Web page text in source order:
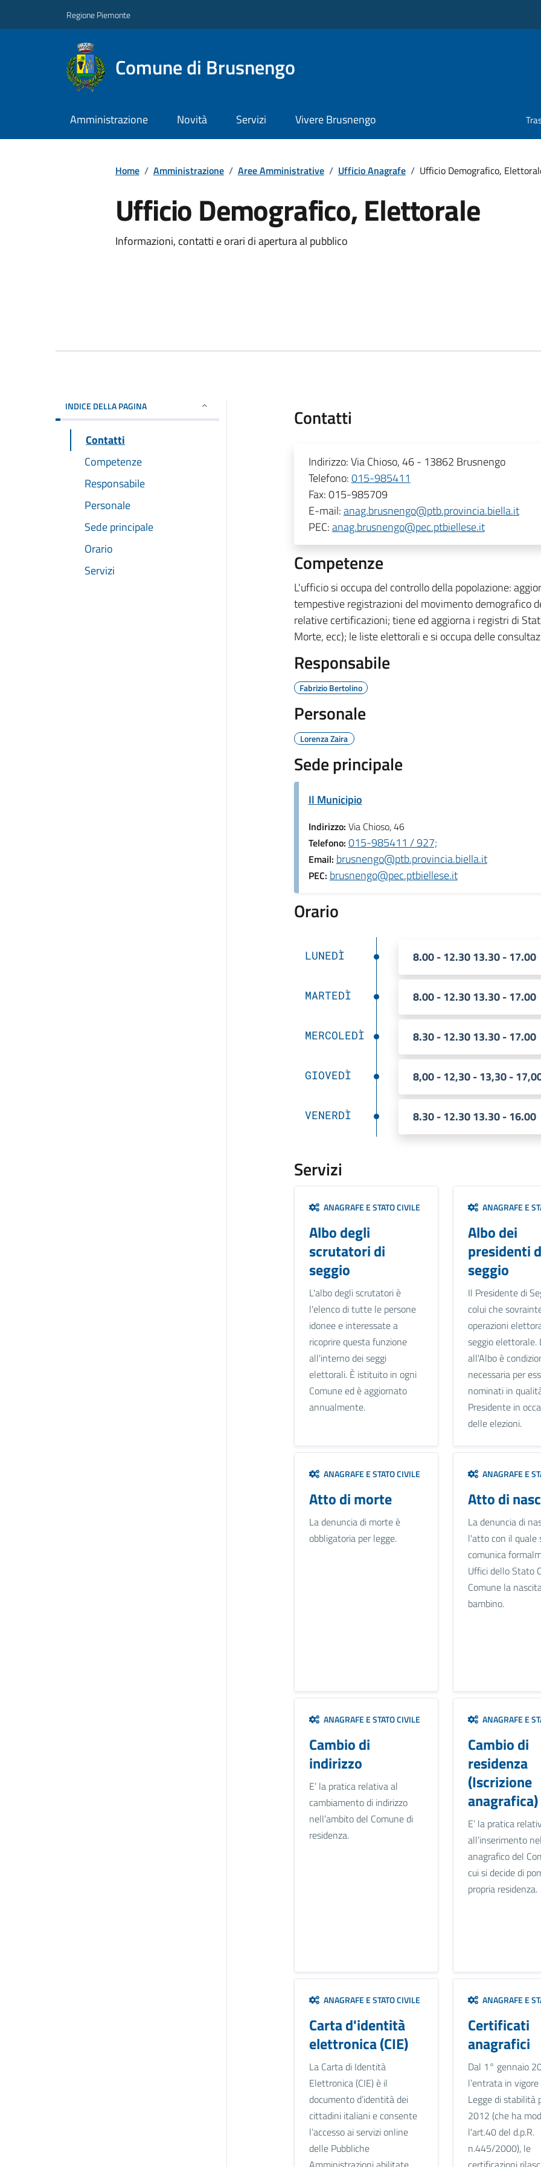
Regione Piemonte
Comune di Brusnengo
Amministrazione Novità Servizi Vivere Brusnengo
Home / Amministrazione / Aree Amministrative / Ufficio Anagrafe / Ufficio Demografico,
Ufficio Demografico, Elettorale
Informazioni, contatti e orari di apertura al pubblico
INDICE DELLA PAGINA
Contatti
Competenze
Responsabile
Personale
Sede principale
Orario
Servizi
Contatti
Indirizzo:Via Chioso, 46 - 13862 Brusnengo
Telefono:015-985411
Fax:015-985709
E-mail:anag.brusnengo@ptb.provincia.biella.it
PEC:anag.brusnengo@pec.ptbiellese.it
Competenze
L'ufficio si occupa del controllo della popolazione:
tempestive registrazioni del movimento demografico
relative certificazioni; tiene ed aggiorna i registri di
Morte, ecc); le liste elettorali e si occupa delle
Responsabile
Fabrizio Bertolino
Personale
Lorenza Zaira
Sede principale
Il Municipio
Indirizzo: Via Chioso, 46
Telefono: 015-985411 / 927;
Email: brusnengo@ptb.provincia.biella.it
PEC: brusnengo@pec.ptbiellese.it
Orario
LUNEDÌ 8.00 - 12.30 13.30 - 17.00
MARTEDÌ 8.00 - 12.30 13.30 - 17.00
MERCOLEDÌ 8.30 - 12.30 13.30 - 17.00
GIOVEDÌ 8,00 - 12,30 - 13,30 -
VENERDÌ 8.30 - 12.30 13.30 - 16.00
Servizi
ANAGRAFE E STATO CIVILE
Albo degli
scrutatori di
seggio
L'albo degli scrutatori è
l'elenco di tutte le persone
idonee e interessate a
ricoprire questa funzione
all'interno dei seggi
elettorali. È istituito in ogni
Comune ed è aggiornato
annualmente.
ANAGRAFE E
Albo dei
presidenti
seggio
Il Presidente di
colui che
operazioni
seggio elettorale.
all'Albo è
necessaria per
nominati in
Presidente in
delle elezioni.
ANAGRAFE E STATO CIVILE
Atto di morte
La denuncia di morte è
obbligatoria per legge.
ANAGRAFE E
Atto di
La denuncia di
l'atto con il quale
comunica
Uffici dello Stato
Comune la
bambino.
ANAGRAFE E STATO CIVILE
Cambio di
indirizzo
E’ la pratica relativa al
cambiamento di indirizzo
nell’ambito del Comune di
residenza.
ANAGRAFE E
Cambio di
residenza
(Iscrizione
anagrafica)
E’ la pratica
all’inserimento
anagrafico del
cui si decide di
propria residenza.
ANAGRAFE E STATO CIVILE
Carta d'identità
elettronica (CIE)
La Carta di Identità
Elettronica (CIE) è il
documento d’identità dei
cittadini italiani e consente
l’accesso ai servizi online
delle Pubbliche
ANAGRAFE E
Certificati
anagrafici
Dal 1° gennaio
l’entrata in
Legge di stabilità
2012 (che ha
l'art.40 del d.p.R.
n.445/2000), le